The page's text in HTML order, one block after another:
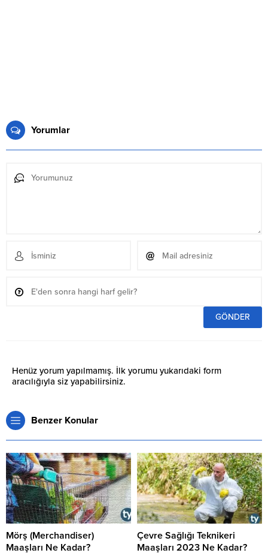
Yorumlar
Henüz yorum yapılmamış. İlk yorumu yukarıdaki form
aracılığıyla siz yapabilirsiniz.
Benzer Konular
Mörş (Merchandiser)
Maaşları Ne Kadar?
Çevre Sağlığı Teknikeri
Maaşları 2023 Ne Kadar?